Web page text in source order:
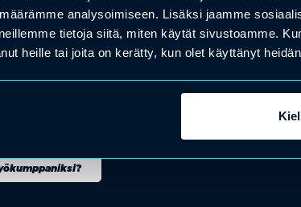
analysoimiseen. Lisäksi jaamme
tietoja siitä, miten käytät sivustoamme.
heille tai joita on kerätty, kun olet käyttänyt